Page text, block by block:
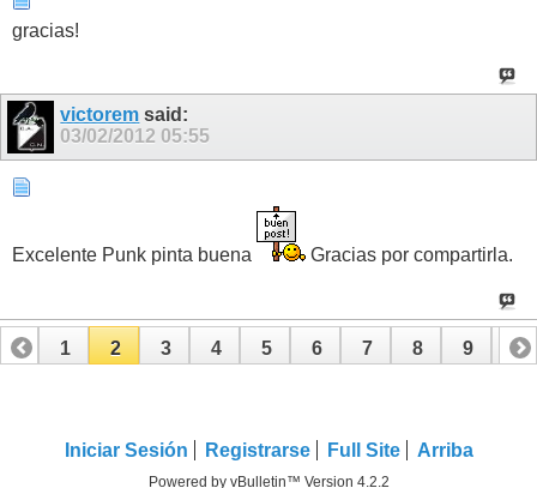
gracias!
victorem said:
03/02/2012 05:55
Excelente Punk pinta buena Gracias por compartirla.
1 2 3 4 5 6 7 8 9 10
Iniciar Sesión Registrarse Full Site Arriba
Powered by vBulletin™ Version 4.2.2